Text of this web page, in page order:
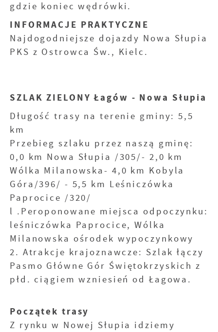
gdzie koniec wędrówki.
INFORMACJE PRAKTYCZNE
Najdogodniejsze dojazdy Nowa Słupia
PKS z Ostrowca Św., Kielc.
SZLAK ZIELONY Łagów - Nowa Słupia
Długość trasy na terenie gminy: 5,5
km
Przebieg szlaku przez naszą gminę:
0,0 km Nowa Słupia /305/- 2,0 km
Wólka Milanowska- 4,0 km Kobyla
Góra/396/ - 5,5 km Leśniczówka
Paprocice /320/
l .Peroponowane miejsca odpoczynku:
leśniczówka Paprocice, Wólka
Milanowska ośrodek wypoczynkowy
2. Atrakcje krajoznawcze: Szlak łączy
Pasmo Główne Gór Świętokrzyskich z
płd. ciągiem wzniesień od Łagowa.
Początek trasy
Z rynku w Nowej Słupia idziemy